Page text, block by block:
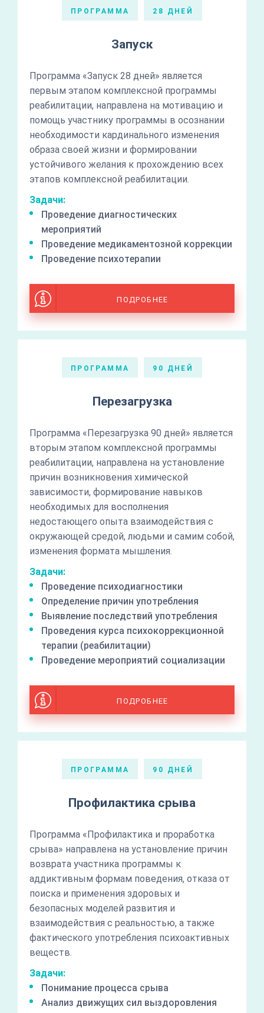
ПРОГРАММА 28 ДНЕЙ
Запуск
Программа «Запуск 28 дней» является
первым этапом комплексной программы
реабилитации, направлена на мотивацию и
помощь участнику программы в осознании
необходимости кардинального изменения
образа своей жизни и формировании
устойчивого желания к прохождению всех
этапов комплексной реабилитации.
Задачи:
Проведение диагностических
мероприятий
Проведение медикаментозной коррекции
Проведение психотерапии
ПОДРОБНЕЕ
ПРОГРАММА 90 ДНЕЙ
Перезагрузка
Программа «Перезагрузка 90 дней» является
вторым этапом комплексной программы
реабилитации, направлена на установление
причин возникновения химической
зависимости, формирование навыков
необходимых для восполнения
недостающего опыта взаимодействия с
окружающей средой, людьми и самим собой,
изменения формата мышления.
Задачи:
Проведение психодиагностики
Определение причин употребления
Выявление последствий употребления
Проведения курса психокоррекционной
терапии (реабилитации)
Проведение мероприятий социализации
ПОДРОБНЕЕ
ПРОГРАММА 90 ДНЕЙ
Профилактика срыва
Программа «Профилактика и проработка
срыва» направлена на установление причин
возврата участника программы к
аддиктивным формам поведения, отказа от
поиска и применения здоровых и
безопасных моделей развития и
взаимодействия с реальностью, а также
фактического употребления психоактивных
веществ.
Задачи:
Понимание процесса срыва
Анализ движущих сил выздоровления